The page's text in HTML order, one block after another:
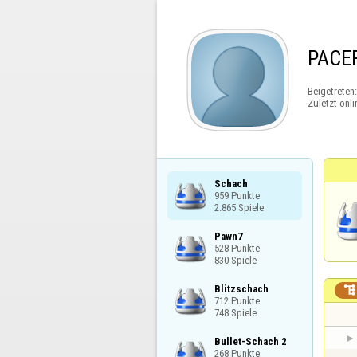
Zuletzt
Schach
959 Punkte
2.865 Spiele
Pawn7
528 Punkte
830 Spiele
Blitzschach
712 Punkte
748 Spiele
Bullet-Schach 2
268 Punkte
